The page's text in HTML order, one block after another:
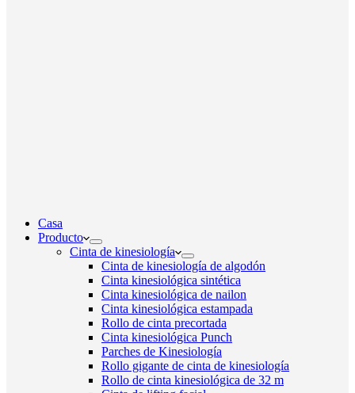
Casa
Producto
Cinta de kinesiología
Cinta de kinesiología de algodón
Cinta kinesiológica sintética
Cinta kinesiológica de nailon
Cinta kinesiológica estampada
Rollo de cinta precortada
Cinta kinesiológica Punch
Parches de Kinesiología
Rollo gigante de cinta de kinesiología
Rollo de cinta kinesiológica de 32 m